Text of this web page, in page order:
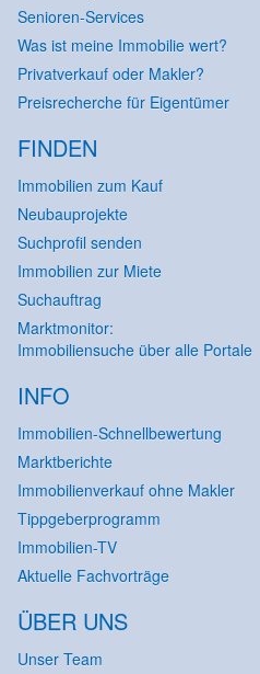
Senioren-Services
Was ist meine Immobilie wert?
Privatverkauf oder Makler?
Preisrecherche für Eigentümer
FINDEN
Immobilien zum Kauf
Neubauprojekte
Suchprofil senden
Immobilien zur Miete
Suchauftrag
Marktmonitor:
Immobiliensuche über alle Portale
INFO
Immobilien-Schnellbewertung
Marktberichte
Immobilienverkauf ohne Makler
Tippgeberprogramm
Immobilien-TV
Aktuelle Fachvorträge
ÜBER UNS
Unser Team